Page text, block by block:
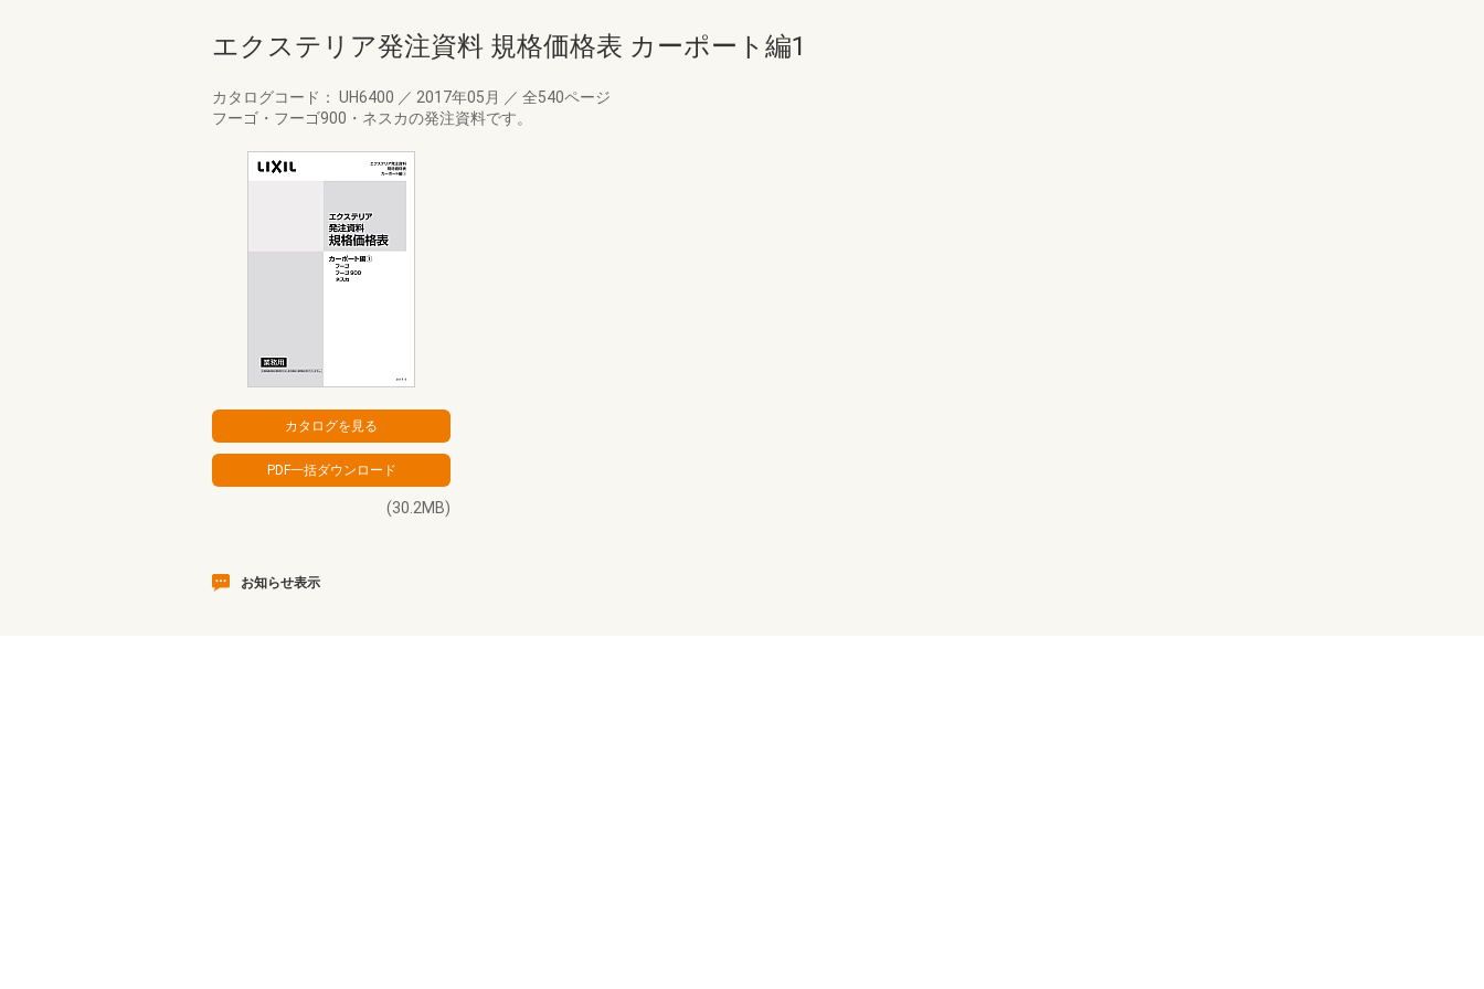
エクステリア発注資料 規格価格表 カーポート編1
カタログコード： UH6400 ／ 2017年05月 ／ 全540ページ
フーゴ・フーゴ900・ネスカの発注資料です。
(30.2MB)
お知らせ表示